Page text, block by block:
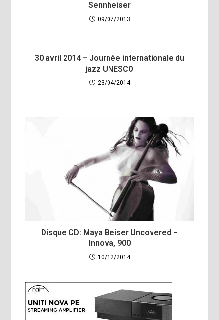
Sennheiser
09/07/2013
30 avril 2014 – Journée internationale du
jazz UNESCO
23/04/2014
Disque CD: Maya Beiser Uncovered –
Innova, 900
10/12/2014